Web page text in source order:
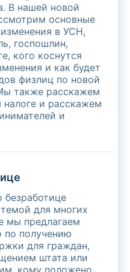
В нашей новой
основные
в УСН,
госпошлин,
кого коснутся
и как будет
физлиц по новой
также расскажем
и расскажем
и
для многих
мы предлагаем
по получению
для граждан,
штата или
кому положено